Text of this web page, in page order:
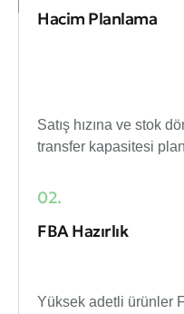
Hacim Planlama
Satış hızına ve stok
transfer kapasitesi
02.
FBA Hazırlık
Yüksek adetli ürünler